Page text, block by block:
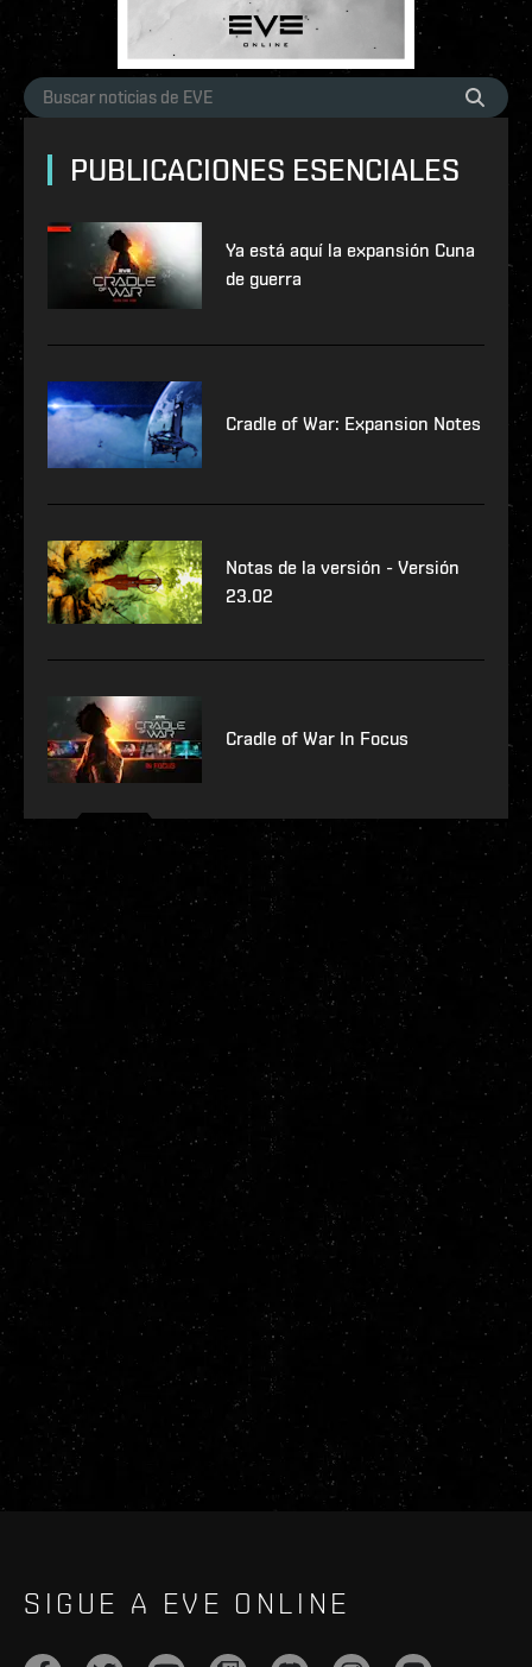
PUBLICACIONES ESENCIALES
Ya está aquí la expansión Cuna
de guerra
Cradle of War: Expansion Notes
Notas de la versión - Versión
23.02
Cradle of War In Focus
SIGUE A EVE ONLINE